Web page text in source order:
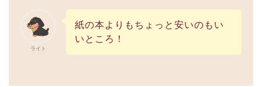
ライト
紙の本よりもちょっと安いのもい
いところ！